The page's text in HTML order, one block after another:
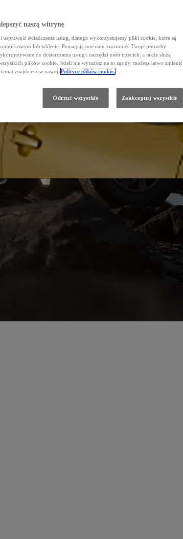
naszą witrynę
usprawnić świadczenie usług, dlatego wykorzystujemy pliki cookie, które są
lub tablecie. Pomagają one nam zrozumieć Twoje potrzeby
do dostarczania usług i narzędzi osób trzecich, a także służą
plików cookie. Jeżeli nie wyrażasz na to zgody, możesz łatwo zmienić
znajdziesz w naszej Polityce plików cookie.
Odrzuć wszystkie Zaakceptuj wszystkie